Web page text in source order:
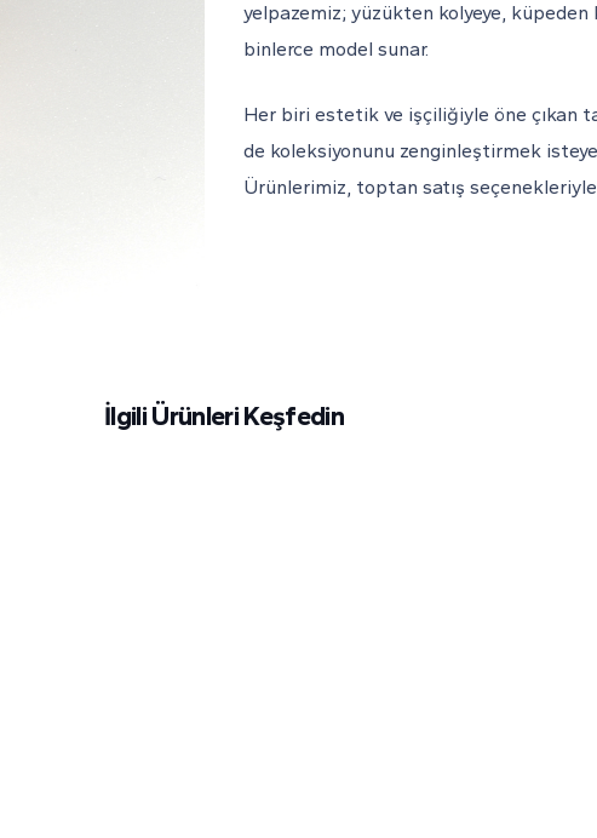
yelpazemiz; yüzükten kolyeye,
binlerce model sunar.
Her biri estetik ve işçiliğiyle öne çıkan
de koleksiyonunu zenginleştirmek
Ürünlerimiz, toptan satış
İlgili Ürünleri Keşfedin